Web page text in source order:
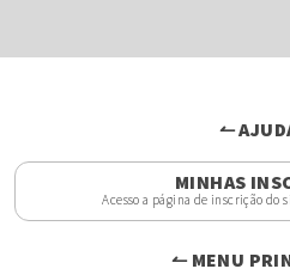
↼
MINHAS
Acesso a página de inscrição do
↼ MENU